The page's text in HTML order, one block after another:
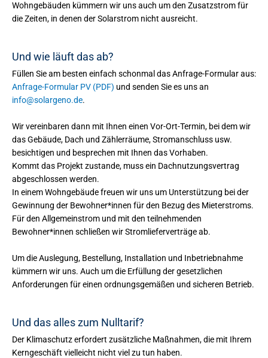
Wohngebäuden kümmern wir uns auch um den Zusatzstrom für
die Zeiten, in denen der Solarstrom nicht ausreicht.
Und wie läuft das ab?
Füllen Sie am besten einfach schonmal das Anfrage-Formular aus:
Anfrage-Formular PV (PDF) und senden Sie es uns an
info@solargeno.de.
Wir vereinbaren dann mit Ihnen einen Vor-Ort-Termin, bei dem wir
das Gebäude, Dach und Zählerräume, Stromanschluss usw.
besichtigen und besprechen mit Ihnen das Vorhaben.
Kommt das Projekt zustande, muss ein Dachnutzungsvertrag
abgeschlossen werden.
In einem Wohngebäude freuen wir uns um Unterstützung bei der
Gewinnung der Bewohner*innen für den Bezug des Mieterstroms.
Für den Allgemeinstrom und mit den teilnehmenden
Bewohner*innen schließen wir Stromlieferverträge ab.
Um die Auslegung, Bestellung, Installation und Inbetriebnahme
kümmern wir uns. Auch um die Erfüllung der gesetzlichen
Anforderungen für einen ordnungsgemäßen und sicheren Betrieb.
Und das alles zum Nulltarif?
Der Klimaschutz erfordert zusätzliche Maßnahmen, die mit Ihrem
Kerngeschäft vielleicht nicht viel zu tun haben.